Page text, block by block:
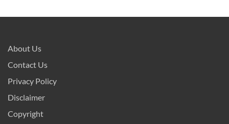
About Us
Contact Us
Privacy Policy
Disclaimer
Copyright